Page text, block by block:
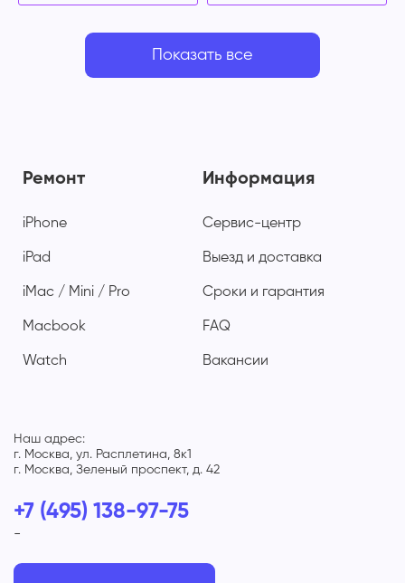
Показать все
Ремонт
iPhone
iPad
iMac / Mini / Pro
Macbook
Watch
Информация
Сервис-центр
Выезд и доставка
Сроки и гарантия
FAQ
Вакансии
Наш адрес:
г. Москва, ул. Расплетина, 8к1
г. Москва, Зеленый проспект, д. 42
+7 (495) 138-97-75
-